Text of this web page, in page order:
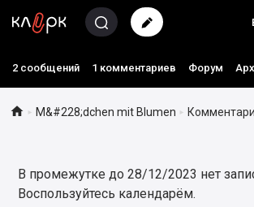
2 сообщений 1 комментариев Форум
 ► M&#228;dchen mit Blumen ►
В промежутке до 28/12/2023 нет
Воспользуйтесь календарём.